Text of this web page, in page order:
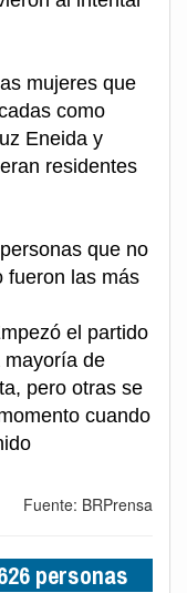
mujeres que
como
Eneida y
residentes
que no
fueron las más
el partido
mayoría de
pero otras se
cuando
Fuente: BRPrensa
personas